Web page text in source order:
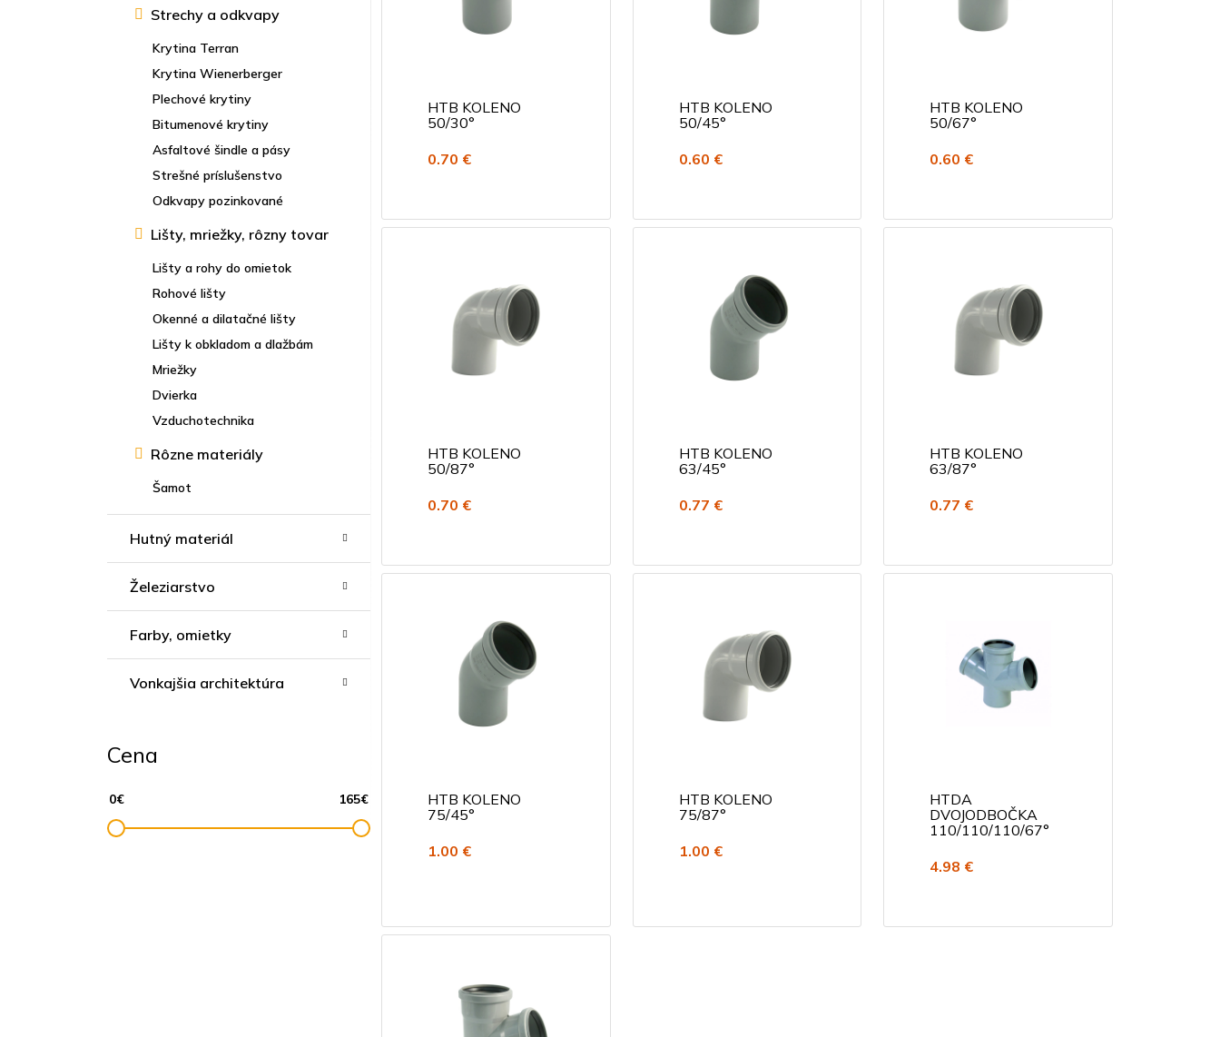
Strechy a odkvapy
Krytina Terran
Krytina Wienerberger
Plechové krytiny
Bitumenové krytiny
Asfaltové šindle a pásy
Strešné príslušenstvo
Odkvapy pozinkované
Lišty, mriežky, rôzny tovar
Lišty a rohy do omietok
Rohové lišty
Okenné a dilatačné lišty
Lišty k obkladom a dlažbám
Mriežky
Dvierka
Vzduchotechnika
Rôzne materiály
Šamot
Hutný materiál
Železiarstvo
Farby, omietky
Vonkajšia architektúra
Cena
HTB KOLENO
50/30°
0.70 €
HTB KOLENO
50/45°
0.60 €
HTB KOLENO
50/67°
0.60 €
HTB KOLENO
50/87°
0.70 €
HTB KOLENO
63/45°
0.77 €
HTB KOLENO
63/87°
0.77 €
HTB KOLENO
75/45°
1.00 €
HTB KOLENO
75/87°
1.00 €
HTDA
DVOJODBOČKA
110/110/110/67°
4.98 €